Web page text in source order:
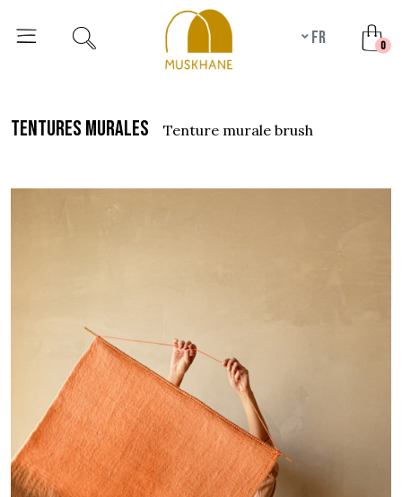
fr 0
tentures murales tenture murale brush